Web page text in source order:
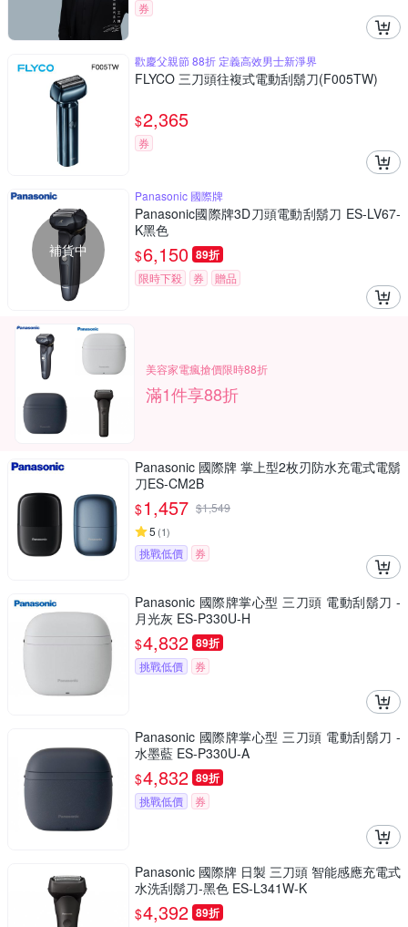
券
歡慶父親節 88折 定義高效男士新淨界
FLYCO 三刀頭往複式電動刮鬍刀(F005TW)
$2,365
券
補貨中
Panasonic 國際牌
Panasonic國際牌3D刀頭電動刮鬍刀 ES-LV67-
K黑色
$6,150 89折
限時下殺 券 贈品
美容家電瘋搶價限時88折
滿1件享88折
Panasonic 國際牌 掌上型2枚刃防水充電式電鬍
刀ES-CM2B
$1,457 $1,549
5 (1)
挑戰低價 券
Panasonic 國際牌掌心型 三刀頭 電動刮鬍刀 -
月光灰 ES-P330U-H
$4,832 89折
挑戰低價 券
Panasonic 國際牌掌心型 三刀頭 電動刮鬍刀 -
水墨藍 ES-P330U-A
$4,832 89折
挑戰低價 券
Panasonic 國際牌 日製 三刀頭 智能感應充電式
水洗刮鬍刀-黑色 ES-L341W-K
$4,392 89折